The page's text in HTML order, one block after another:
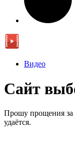
Видео
Сайт
Прошу прощения за
удаётся.